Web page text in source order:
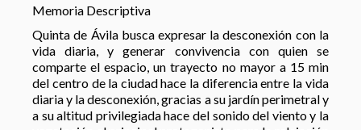
Memoria Descriptiva
Quinta de Ávila busca expresar la desconexión con la
vida diaria, y generar convivencia con quien se
comparte el espacio, un trayecto no mayor a 15 min
del centro de la ciudad hace la diferencia entre la vida
diaria y la desconexión, gracias a su jardín perimetral y
a su altitud privilegiada hace del sonido del viento y la